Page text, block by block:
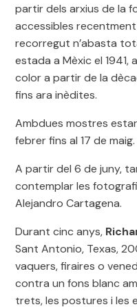
partir dels arxius de la
accessibles
recorregut n’abasta
estada a Mèxic el 1941,
color a partir de la
fins ara inèdites.
Ambdues mostres
febrer fins al 17 de maig.
A partir del 6 de juny,
contemplar les
Alejandro Cartagena.
Durant cinc anys,
Sant Antonio, Texas,
vaquers, firaires o
contra un fons blanc
trets, les postures i les